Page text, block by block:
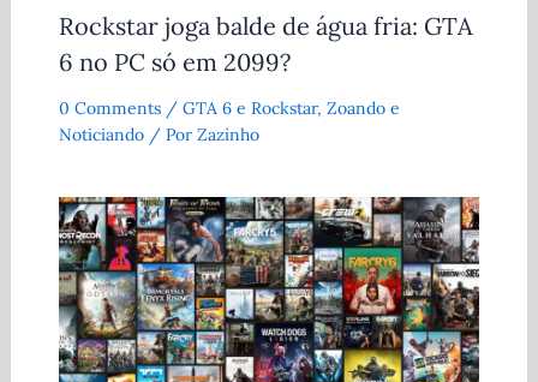
Rockstar joga balde de água fria: GTA
6 no PC só em 2099?
0 Comments / GTA 6 e Rockstar, Zoando e
Noticiando/ Por Zazinho